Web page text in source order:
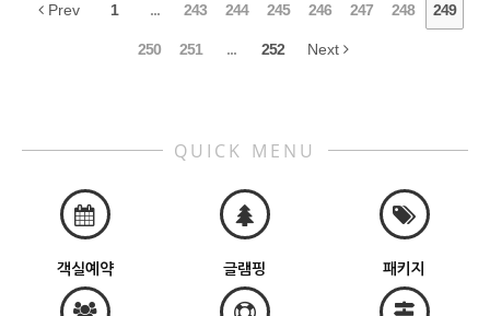
Prev 1 ... 243 244 245 246 247 248 249
250 251 ... 252 Next
QUICK MENU
객실예약 글램핑 패키지